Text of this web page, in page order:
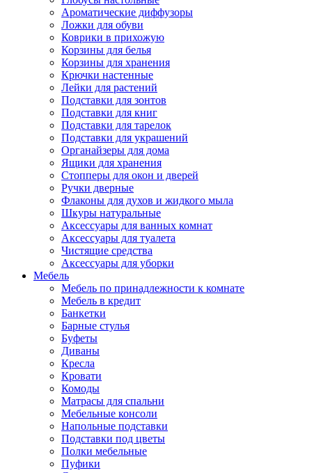
Ароматические диффузоры
Ложки для обуви
Коврики в прихожую
Корзины для белья
Корзины для хранения
Крючки настенные
Лейки для растений
Подставки для зонтов
Подставки для книг
Подставки для тарелок
Подставки для украшений
Органайзеры для дома
Ящики для хранения
Стопперы для окон и дверей
Ручки дверные
Флаконы для духов и жидкого мыла
Шкуры натуральные
Аксессуары для ванных комнат
Аксессуары для туалета
Чистящие средства
Аксессуары для уборки
Мебель
Мебель по принадлежности к комнате
Мебель в кредит
Банкетки
Барные стулья
Буфеты
Диваны
Кресла
Кровати
Комоды
Матрасы для спальни
Мебельные консоли
Напольные подставки
Подставки под цветы
Полки мебельные
Пуфики